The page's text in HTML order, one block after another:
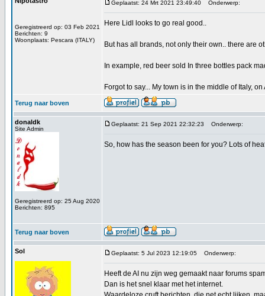
Geregistreerd op: 03 Feb 2021
Berichten: 9
Woonplaats: Pescara (ITALY)
Geplaatst: 24 Mrt 2021 23:49:40 Onderwerp:
Here Lidl looks to go real good..
But has all brands, not only their own.. there are
In example, red beer sold In three bottles pack
Forgot to say... My town is in the middle of Italy,
Terug naar boven
donaldk
Site Admin
Geregistreerd op: 25 Aug 2020
Berichten: 895
Geplaatst: 21 Sep 2021 22:32:23 Onderwerp:
So, how has the season been for you? Lots of
Terug naar boven
Sol Geplaatst: 5 Jul 2023 12:19:05 Onderwerp:
Heeft de AI nu zijn weg gemaakt naar forums
Dan is het snel klaar met het internet.